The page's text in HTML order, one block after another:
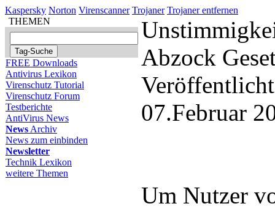
Kaspersky Norton Virenscanner Trojaner Trojaner entfernen
THEMEN
FREE Downloads
Antivirus Lexikon
Virenschutz Tutorial
Virenschutz Forum
Testberichte
AntiVirus News
News Archiv
News zum einbinden
Newsletter
Technik Lexikon
weitere Themen
Abzock
07.Februar
Um Nutzer